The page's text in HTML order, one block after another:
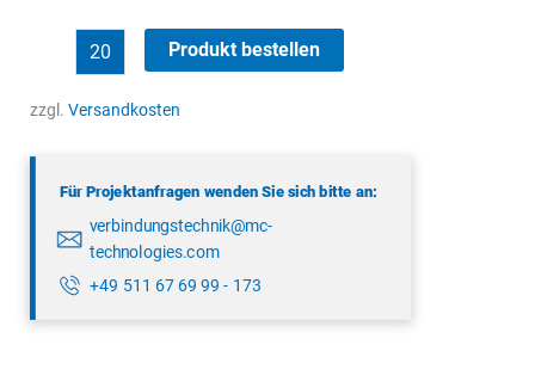
3441
Produkt bestellen
zzgl. Versandkosten
Für Projektanfragen wenden Sie sich bitte an:
verbindungstechnik@mc-
technologies.com
+49 511 67 69 99 - 173